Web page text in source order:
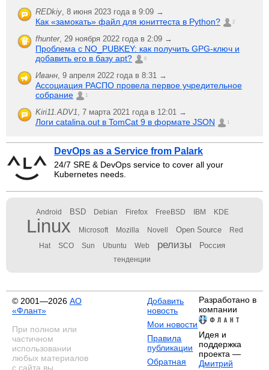
REDkiy, 8 июня 2023 года в 9:09 →
Как «замокать» файл для юниттеста в Python? 2
fhunter, 29 ноября 2022 года в 2:09 →
Проблема с NO_PUBKEY: как получить GPG-ключ и
добавить его в базу apt?
6
Иванн, 9 апреля 2022 года в 8:31 →
Ассоциация РАСПО провела первое учредительное
собрание
1
Kiri11.ADV1, 7 марта 2021 года в 12:01 →
Логи catalina.out в TomCat 9 в формате JSON 1
DevOps as a Service from Palark
24/7 SRE & DevOps service to cover all your
Kubernetes needs.
Android BSD Debian Firefox FreeBSD IBM KDE
Linux Microsoft Mozilla Novell Open Source Red
Hat SCO Sun Ubuntu Web релизы Россия
тенденции
© 2001—2026 АО
«Флант»
При полном или
частичном
использовании
любых материалов
с сайта вы
Добавить
новость
Мои новости
Правила
публикации
Обратная
Разработано в
компании
Идея и
поддержка
проекта —
Дмитрий